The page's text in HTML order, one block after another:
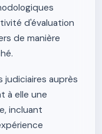
d'évaluation
de manière
judiciaires auprès
à elle une
incluant